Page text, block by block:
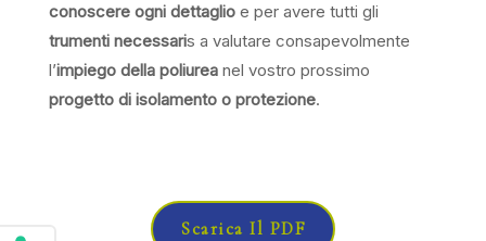
conoscere ogni dettaglio e per avere tutti gli
trumenti necessaris a valutare consapevolmente
l’impiego della poliurea nel vostro prossimo
progetto di isolamento o protezione.
Scarica Il PDF